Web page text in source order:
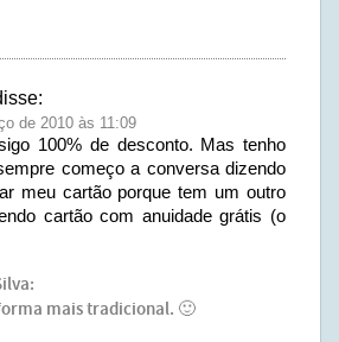
de 2010 às 11:09
100% de desconto. Mas tenho
começo a conversa dizendo
meu cartão porque tem um outro
cartão com anuidade grátis (o
mais tradicional. 🙂